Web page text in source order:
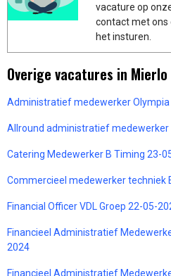
vacature op
contact met ons
het insturen.
Overige vacatures in Mierlo
Administratief medewerker
Allround administratief medewerker
Catering Medewerker B Timing 23-
Commercieel medewerker techniek
Financial Officer VDL Groep 22-05-
Financieel Administratief
2024
Financieel Administratief